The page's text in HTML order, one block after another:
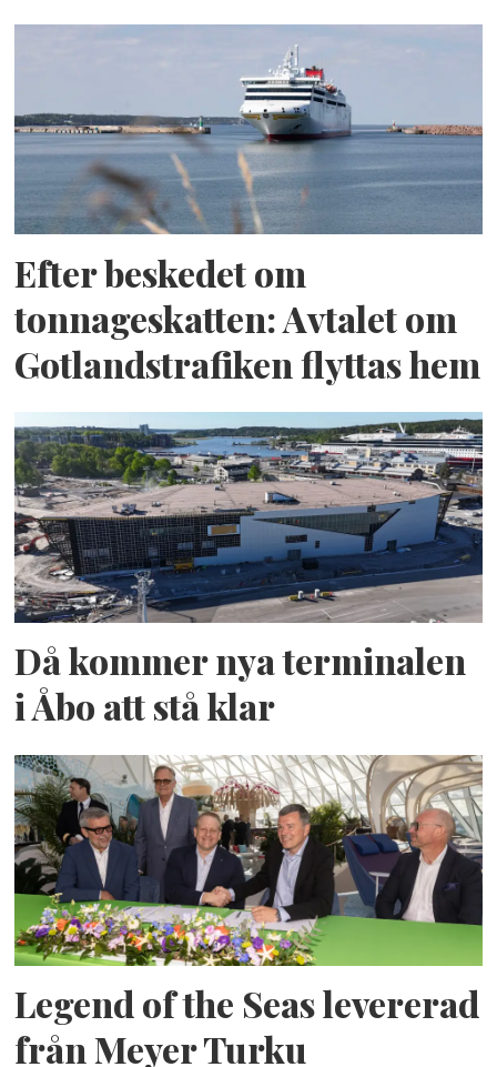
Efter beskedet om
tonnageskatten: Avtalet om
Gotlandstrafiken flyttas hem
Då kommer nya terminalen
i Åbo att stå klar
Legend of the Seas levererad
från Meyer Turku